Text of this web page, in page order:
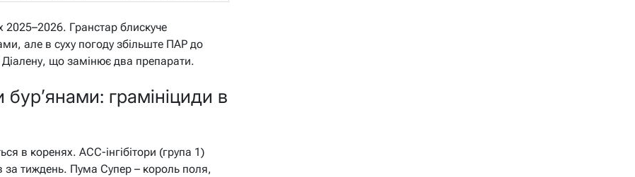
2025–2026. Гранстар блискуче
але в суху погоду збільште ПАР до
що замінює два препарати.
грамініциди в
в коренях. ACC-інгібітори (група 1)
за тиждень. Пума Супер – король поля,